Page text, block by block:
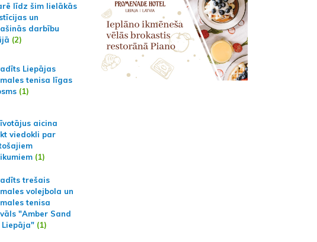
līdz šim lielākās
un
darbību
(2)
Liepājas
tenisa līgas
(1)
aicina
viedokli par
(1)
trešais
volejbola un
tenisa
"Amber Sand
Liepāja" (1)